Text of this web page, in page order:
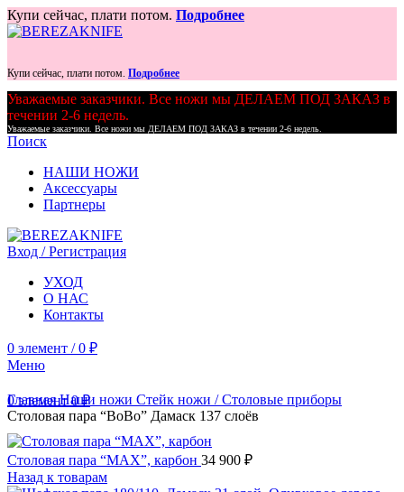
Купи сейчас, плати потом. Подробнее
Купи сейчас, плати потом. Подробнее
Уважаемые заказчики. Все ножи мы ДЕЛАЕМ ПОД ЗАКАЗ в
течении 2-6 недель.
Уважаемые заказчики. Все ножи мы ДЕЛАЕМ ПОД ЗАКАЗ в течении 2-6 недель.
Поиск
НАШИ НОЖИ
Аксессуары
Партнеры
Вход / Регистрация
УХОД
О НАС
Контакты
0 элемент / 0 ₽
Меню
0элемент 0₽
ГлавнаяНаши ножи Стейк ножи / Столовые приборы
Столовая пара “BoBo” Дамаск 137 слоёв
Столовая пара “MAX”, карбон 34 900 ₽
Назад к товарам